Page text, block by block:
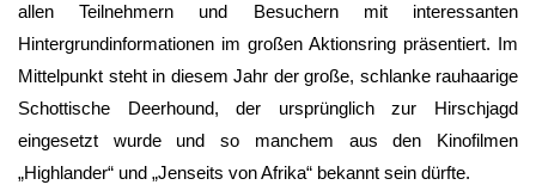
allen Teilnehmern und Besuchern mit interessanten
Hintergrundinformationen im großen Aktionsring präsentiert. Im
Mittelpunkt steht in diesem Jahr der große, schlanke rauhaarige
Schottische Deerhound, der ursprünglich zur Hirschjagd
eingesetzt wurde und so manchem aus den Kinofilmen
„Highlander“ und „Jenseits von Afrika“ bekannt sein dürfte.